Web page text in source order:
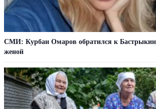
СМИ: Курбан Омаров обратился к
женой